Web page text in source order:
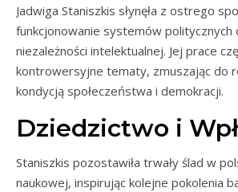
Jadwiga Staniszkis słynęła z ostrego
funkcjonowanie systemów
niezależności intelektualnej. Jej prace
kontrowersyjne tematy, zmuszając do
kondycją społeczeństwa i demokracji.
Dziedzictwo i
Staniszkis pozostawiła trwały ślad w
naukowej, inspirując kolejne pokolenia